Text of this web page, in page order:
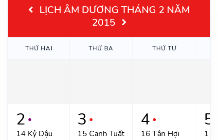
LỊCH ÂM DƯƠNG THÁNG 2 NĂM
2015
THỨ HAI THỨ BA THỨ TƯ
2 ●
14 Kỷ Dậu
3 ●
15 Canh Tuất
4 ●
16 Tân Hợi
5
17